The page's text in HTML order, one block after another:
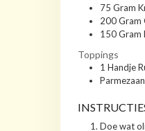
75 Gram
200Gram
150Gram
Toppings
1 Handje
Doe wat